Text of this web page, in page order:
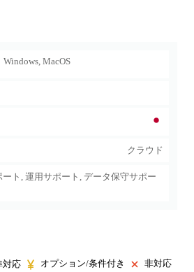
Windows, MacOS
クラウド
ート, 運用サポート, データ保守サポー
対応 オプション/条件付き 非対応